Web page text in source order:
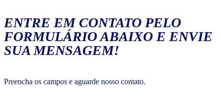
ENTRE EM CONTATO PELO
FORMULÁRIO ABAIXO E ENVIE
SUA MENSAGEM!
Preencha os campos e aguarde nosso contato.